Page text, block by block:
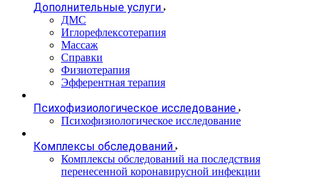
Дополнительные услуги
ДМС
Иглорефлексотерапия
Массаж
Справки
Физиотерапия
Эфферентная терапия
Психофизиологическое исследование
Психофизиологическое исследование
Комплексы обследований
Комплексы обследований на последствия
перенесенной коронавирусной инфекции